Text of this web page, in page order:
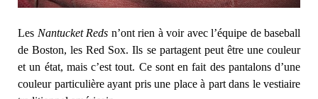
Les Nantucket Reds n’ont rien à voir avec l’équipe de baseball
de Boston, les Red Sox. Ils se partagent peut être une couleur
et un état, mais c’est tout. Ce sont en fait des pantalons d’une
couleur particulière ayant pris une place à part dans le vestiaire